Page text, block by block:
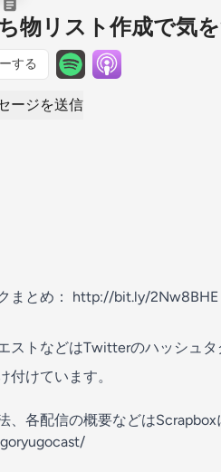
物リスト作成で気
する
ージを送信
まとめ： http://bit.ly/2Nw8BHE
ストなどはTwitterのハッシュタ
付けています。
、各配信の概要などはScrapbox